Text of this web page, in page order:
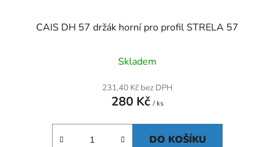
CAIS DH 57 držák horní pro profil STRELA 57
Skladem
231,40 Kč bez DPH
280 Kč / ks
DO KOŠÍKU